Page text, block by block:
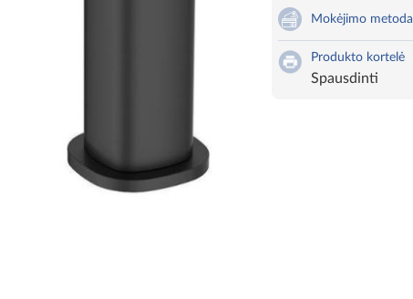
Mokėjimo
Produkto kortelė
Spausdinti